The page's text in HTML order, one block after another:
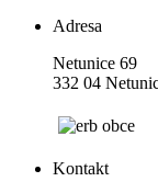
Adresa
Netunice 69
332 04
Kontakt